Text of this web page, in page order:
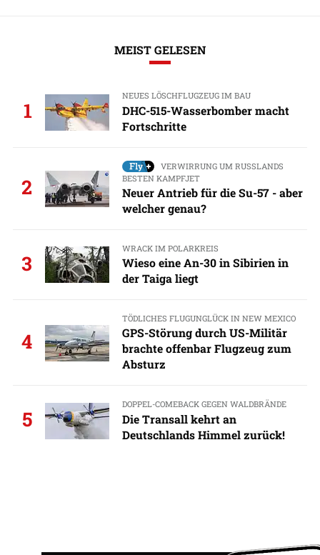
MEIST GELESEN
1
NEUES LÖSCHFLUGZEUG IM BAU
DHC-515-Wasserbomber macht
Fortschritte
2
VERWIRRUNG UM RUSSLANDS
BESTEN KAMPFJET
Neuer Antrieb für die Su-57 - aber
welcher genau?
3
WRACK IM POLARKREIS
Wieso eine An-30 in Sibirien in
der Taiga liegt
4
TÖDLICHES FLUGUNGLÜCK IN NEW MEXICO
GPS-Störung durch US-Militär
brachte offenbar Flugzeug zum
Absturz
5
DOPPEL-COMEBACK GEGEN WALDBRÄNDE
Die Transall kehrt an
Deutschlands Himmel zurück!